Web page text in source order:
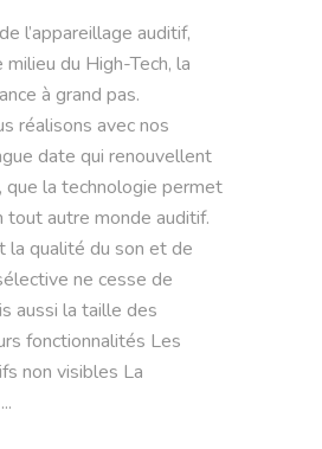
l’appareillage auditif,
du High-Tech, la
à grand pas.
réalisons avec nos
date qui renouvellent
que la technologie permet
tout autre monde auditif.
la qualité du son et de
ne cesse de
aussi la taille des
fonctionnalités Les
non visibles La